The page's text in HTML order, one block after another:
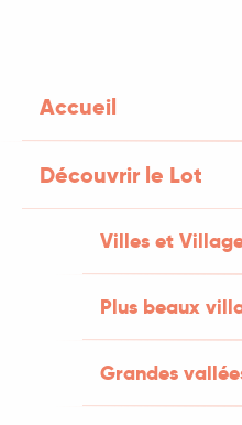
Accueil
Découvrir le Lot
Villes et
Plus beaux
Grandes
+2 PHOTOS